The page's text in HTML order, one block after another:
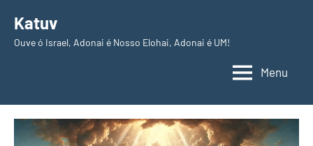
paraKatuv
Ouve ó Israel, Adonai é Nosso Elohai, Adonai é UM!
Menu